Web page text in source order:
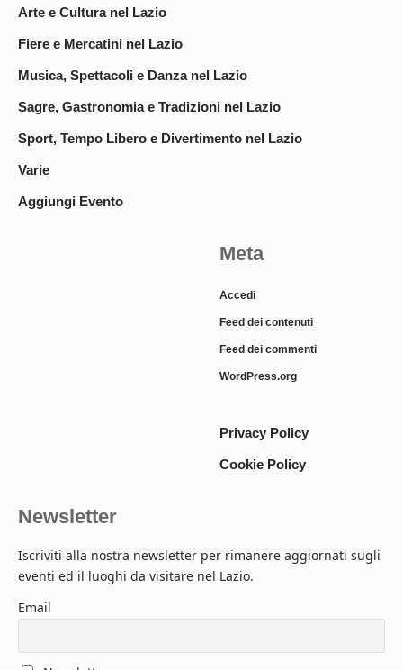
Arte e Cultura nel Lazio
Fiere e Mercatini nel Lazio
Musica, Spettacoli e Danza nel Lazio
Sagre, Gastronomia e Tradizioni nel Lazio
Sport, Tempo Libero e Divertimento nel Lazio
Varie
Aggiungi Evento
Meta
Accedi
Feed dei contenuti
Feed dei commenti
WordPress.org
Privacy Policy
Cookie Policy
Newsletter
Iscriviti alla nostra newsletter per rimanere aggiornati sugli
eventi ed il luoghi da visitare nel Lazio.
Email